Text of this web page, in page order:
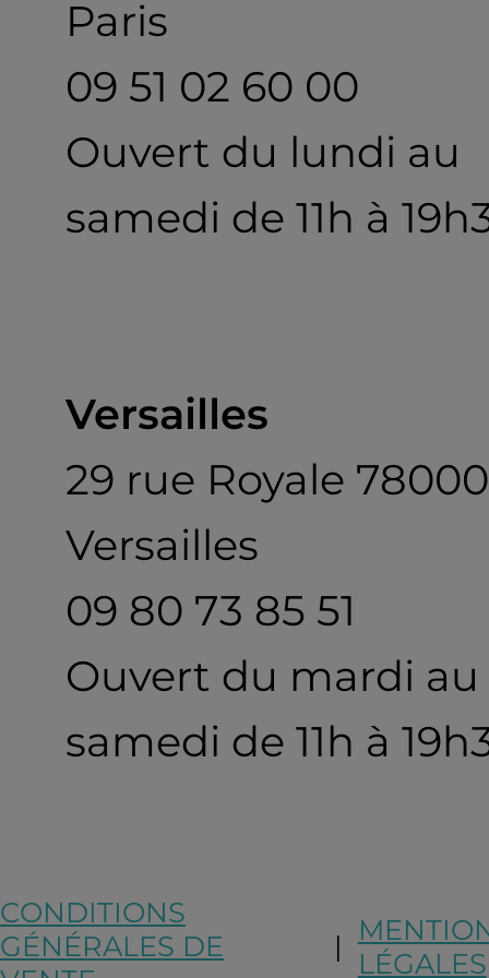
Paris
09 51 02 60 00
Ouvert du lundi au
samedi de 11h à
Versailles
29 rue Royale 78000
Versailles
09 80 73 85 51
Ouvert du mardi au
samedi de 11h à
CONDITIONS
GÉNÉRALES DE
|LÉGALES